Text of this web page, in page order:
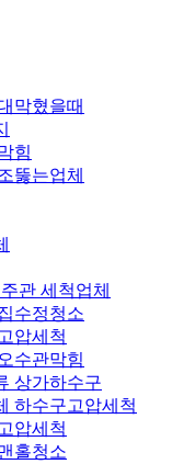
막혔을때
힘
뚫는업체
관 세척업체
수정청소
압세척
수관막힘
상가하수구
하수구고압세척
압세척
홀청소